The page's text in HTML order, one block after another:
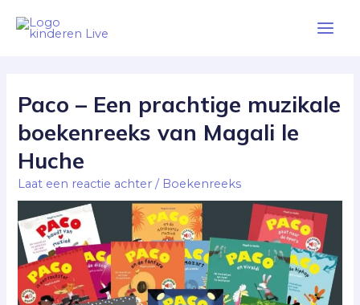
naar
Paco – Een prachtige muzikale
boekenreeks van Magali le
Huche
Laat een reactie achter / Boekenreeks